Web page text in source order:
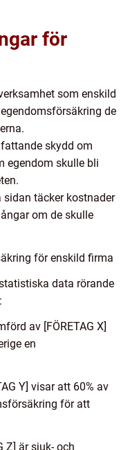
för
som enskild
de
skydd om
egendom skulle bli
täcker kostnader
om de skulle
för enskild firma
data rörande
av [FÖRETAG X]
en
Y] visar att 60% av
för att
Z] är sjuk- och